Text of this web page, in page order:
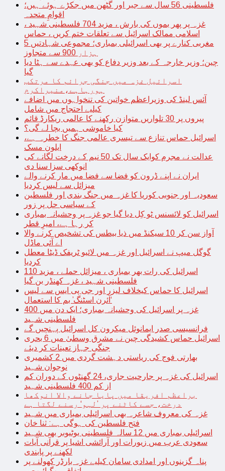
فلسطینی 56 سال سے جبر اور گٹھن میں جکڑے ہوئے ہیں؛
اقوامِ متحدہ
غزہ پر پھر بموں کی بارش ، مزید 704 فلسطینی شہید ،
اسلامی ممالک اسرائیل سے تعلقات ختم کریں ، حماس
مغربی کنارے پر بھی اسرائیلی بمباری؛ مجموعی شہادتیں 5
ہزار 900 سے متجاوز
چین؛ وزیر خارجہ کے بعد وزیر دفاع کو بھی عہدے سے ہٹا دیا
گیا
اسرائیل غزہ میں جنگی جرائم کا مرتکب
ہورہاہے،منیراکرم
آئس لینڈ کی وزیراعظم خواتین کی تنخواہوں میں اضافے
کیلیے احتجاج میں شامل
پیروں پر 30 تلواریں متوازن رکھنے کا عالمی ریکارڈ قائم
کیا خاموشی ہمیں بچا لے گی؟
اسرائیل حماس تنازع سے تیسری عالمی جنگ کا خطرہ ہے،
ایلون مسک
عدالت نے مجرم کوایک سال تک 50 نیم کے درخت لگانے کی
انوکھی سزا سنا دی
ایران نے اپنے ڈرون کو فضا سے فضا میں مار کرنے والے
میزائل سے لیس کردیا
سعودیہ اور جنوبی کوریا کا غزہ میں جنگ بندی اور فلسطین
کے سیاسی حل پر زور
اسرائیل کو لائسنس ٹو کِل دیا گیا جو غزہ پر وحشیانہ بمباری
کر رہا ہے، امیرِ قطر
آواز سن کر 10 سیکنڈ میں ذیا بیطس کی تشخیص کرنے والا
اے آئی ماڈل
گوگل میپ نے اسرائیل اور غزہ میں لائیو ٹریفک ڈیٹا معطل
کردیا
اسرائیل کی رات بھر بمباری ، میزائل حملے ، مزید 110
فلسطینی شہید ، غزہ کھنڈر بن گیا
اسرائیل کا حماس کیخلاف لیزر اور جی پی ایس سے لیس
‘آئرن اسٹنگ’ بم کا استعمال
غزہ پر اسرائیل کی وحشیانہ بمباری؛ ایک دن میں 400
فلسطینی شہید
فرانسیسی صدر ایمانوئل میکرون کل اسرائیل پہنچیں گے
اسرائیل حماس کشیدگی چین نے مشرق وسطیٰ میں 6 بحری
جنگی جہاز تعینات کر دیئے
بھارتی فوج کی ریاستی دہشت گردی میں 2 کشمیری
نوجوان شہید
اسرائیل کی غزہ پر جارحیت جاری، 24 گھنٹوں کے دوران کم
از کم 400 فلسطینی شہید
براعظم افریقا میں پایا جانے والا انوکھا
درخت، جسے کاٹنے پر ’لہو‘ رسنے لگتا ہے
غزہ کی معروف شاعرہ بھی اسرائیلی بمباری میں شہید
فتح فلسطین کی ہوگی ہے: ثنا خان
اسرائیلی بمباری میں 12 سالہ فلسطینی یوٹیوبر بھی شہید
سعودی عرب میں زیورات اور آرائشی اشیا پر قرآنی آیات
لکھنے پر پابندی
پناہ گزینوں اور امدادی سامان کیلیے غزہ بارڈر کھولنے پر